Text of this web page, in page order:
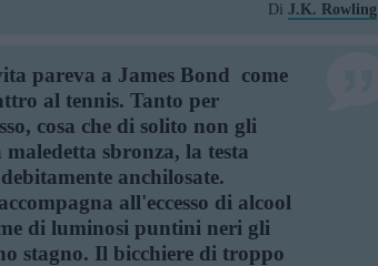
Di J.K. Rowling
pareva a James Bond  come
al tennis. Tanto per
cosa che di solito non gli
sbronza, la testa
anchilosate.
all'eccesso di alcool
di luminosi puntini neri gli
stagno. Il bicchiere di troppo